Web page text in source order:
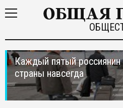
Каждый пятый россиянин
страны навсегда